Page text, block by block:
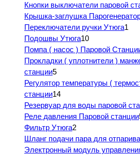
Кнопки выключатели паровой
Крышка-заглушка
Переключатели ручки Утюга1
Подошвы Утюга10
Помпа ( насос ) Паровой
Прокладки ( уплотнители )
станции5
Регулятор температуры (
станции14
Резервуар для воды паровой
Реле давления Паровой станции
Фильтр Утюга2
Шланг подачи пара для
Электронный модуль